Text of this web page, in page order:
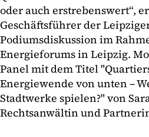
oder auch erstrebenswert“,
Geschäftsführer der
Podiumsdiskussion im
Energieforums in Leipzig.
Panel mit dem Titel
Energiewende von unten –
Stadtwerke spielen?" von
Rechtsanwältin und